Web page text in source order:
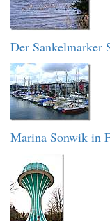
Der Sankelmarker
Marina Sonwik in